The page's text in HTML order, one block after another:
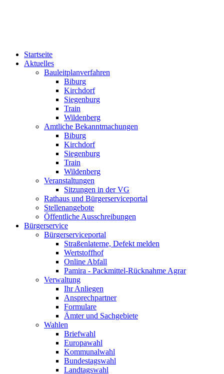
Startseite
Aktuelles
Bauleitplanverfahren
Biburg
Kirchdorf
Siegenburg
Train
Wildenberg
Amtliche Bekanntmachungen
Biburg
Kirchdorf
Siegenburg
Train
Wildenberg
Veranstaltungen
Sitzungen in der VG
Rathaus und Bürgerserviceportal
Stellenangebote
Öffentliche Ausschreibungen
Bürgerservice
Bürgerserviceportal
Straßenlaterne, Defekt melden
Wertstoffhof
Online Abfall
Pamira - Packmittel-Rücknahme Agrar
Verwaltung
Ihr Anliegen
Ansprechpartner
Formulare
Ämter und Sachgebiete
Wahlen
Briefwahl
Europawahl
Kommunalwahl
Bundestagswahl
Landtagswahl